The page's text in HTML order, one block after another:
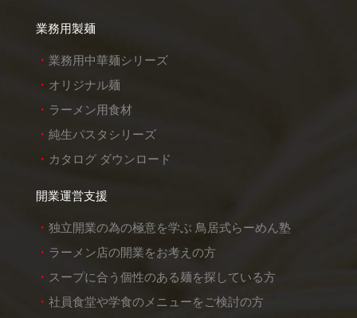
業務用製麺
業務用中華麺シリーズ
オリジナル麺
ラーメン用食材
純生パスタシリーズ
カタログ ダウンロード
開業運営支援
独立開業の為の極意を学ぶ 鳥居式らーめん塾
ラーメン店の開業をお考えの方
スープに合う個性のある麺を探している方
社員食堂や学食のメニューをご検討の方